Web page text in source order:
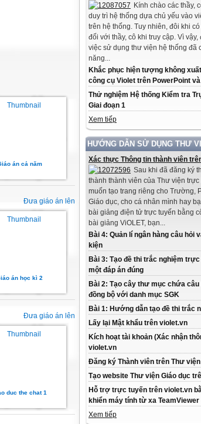
Kính chào các thầy,
duy trì hệ thống dựa chủ yếu vào
trên hệ thống. Tuy nhiên, đôi khi
đối với thầy, cô khi truy cập. Vì vậy,
việc sử dụng thư viện hệ thống đã
năng...
Khắc phục hiện tượng không
công cụ Violet trên PowerPoint và
Thử nghiệm Hệ thống Kiểm tra
Giai đoạn 1
Xem tiếp
HƯỚNG DẪN SỬ DỤNG THƯ
Xác thực Thông tin thành viên
Sau khi đã đăng ký
thành thành viên của Thư viện trực
muốn tạo trang riêng cho Trường,
Giáo dục, cho cá nhân mình hay
bài giảng điện tử trực tuyến bằng
bài giảng ViOLET, bạn...
Bài 4: Quản lí ngân hàng câu hỏi
kiện
Bài 3: Tạo đề thi trắc nghiệm
một đáp án đúng
Bài 2: Tạo cây thư mục chứa
đồng bộ với danh mục SGK
Bài 1: Hướng dẫn tạo đề thi trắc
Lấy lại Mật khẩu trên violet.vn
Kích hoạt tài khoản (Xác nhận
violet.vn
Đăng ký Thành viên trên Thư viện
Tạo website Thư viện Giáo dục
Hỗ trợ trực tuyến trên violet.vn
khiển máy tính từ xa TeamViewer
Xem tiếp
án cả năm
Đưa giáo án lên
án học kì 2
Đưa giáo án lên
duc the chat 1